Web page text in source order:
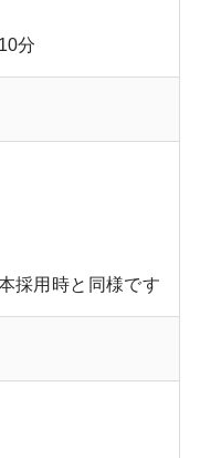
分
採用時と同様です